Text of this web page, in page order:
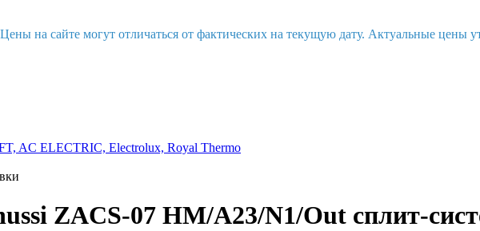
Цены на сайте могут отличаться от фактических на текущую дату. Актуальные цены
AC ELECTRIC, Electrolux, Royal Thermo
ZACS-07 HM/A23/N1/Out сплит-